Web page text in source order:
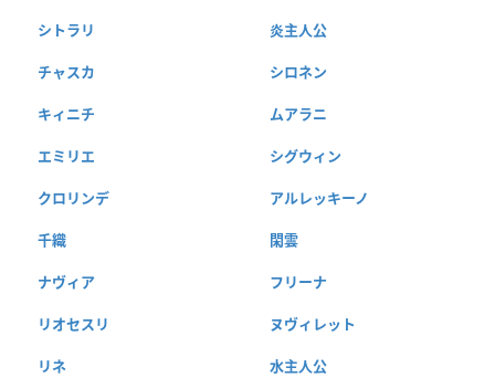
シトラリ 炎主人公
チャスカ シロネン
キィニチ ムアラニ
エミリエ シグウィン
クロリンデ アルレッキーノ
千織 閑雲
ナヴィア フリーナ
リオセスリ ヌヴィレット
リネ 水主人公